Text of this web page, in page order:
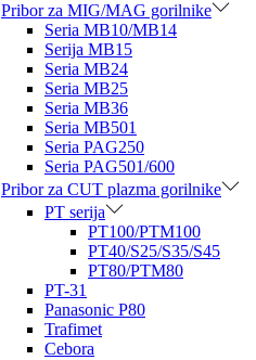
Pribor za MIG/MAG gorilnike
Seria MB10/MB14
Serija MB15
Seria MB24
Seria MB25
Seria MB36
Seria MB501
Seria PAG250
Seria PAG501/600
Pribor za CUT plazma gorilnike
PT serija
PT100/PTM100
PT40/S25/S35/S45
PT80/PTM80
PT-31
Panasonic P80
Trafimet
Cebora